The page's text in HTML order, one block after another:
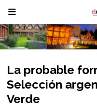
La probable
Selección
Verde